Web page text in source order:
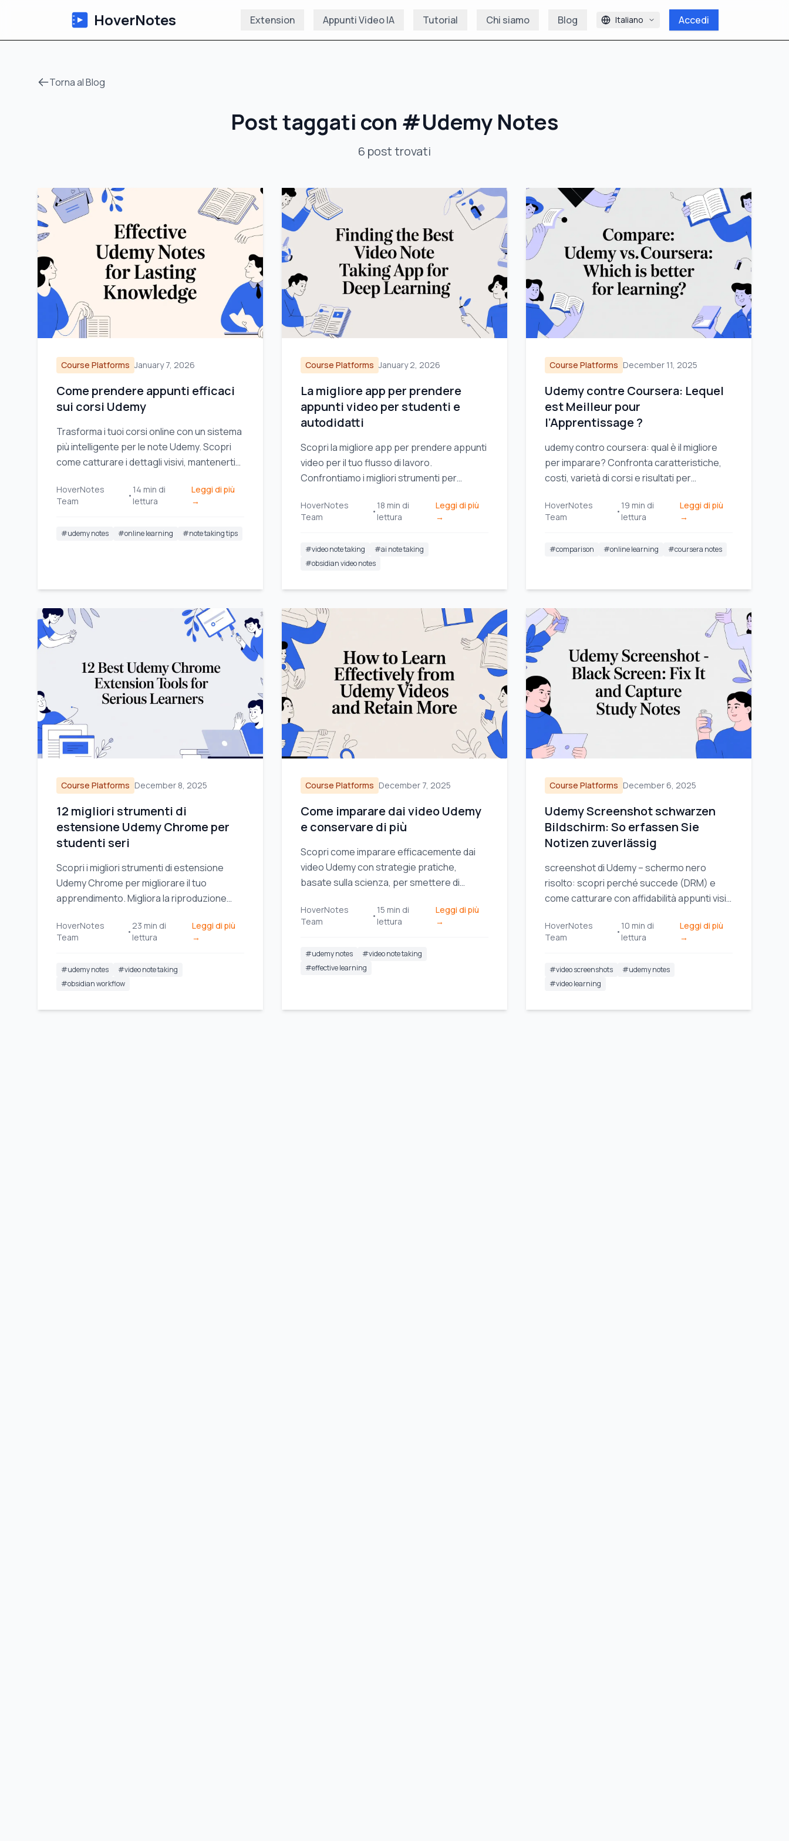
HoverNotes Extension Appunti Video IA Tutorial Chi siamo Blog Italiano Accedi
Torna al Blog
Post taggati con #Udemy Notes
6 posttrovati
Course Platforms January 7, 2026
Come prendere appunti efficaci
sui corsi Udemy
Trasforma i tuoi corsi online con un sistema
più intelligente per le note Udemy. Scopri
come catturare i dettagli visivi, mantenerti
che guardi.
HoverNotes
Team
•
14 min di
lettura
Leggi di più
→
#udemy notes #online learning #note taking tips
Course Platforms January 2, 2026
La migliore app per prendere
appunti video per studenti e
autodidatti
Scopri la migliore app per prendere appunti
video per il tuo flusso di lavoro.
Confrontiamo i migliori strumenti per
Obsidian, Notion e corsi online.
HoverNotes
Team
•
18 min di
lettura
Leggi di più
→
#video note taking #ai note taking
#obsidian video notes
Course Platforms December 11, 2025
Udemy contre Coursera: Lequel
est Meilleur pour
l’Apprentissage ?
udemy contro coursera: qual è il migliore
per imparare? Confronta caratteristiche,
costi, varietà di corsi e risultati per
HoverNotes
Team
•
19 min di
lettura
Leggi di più
→
#comparison #online learning #coursera notes
Course Platforms December 8, 2025
12 migliori strumenti di
estensione Udemy Chrome per
studenti seri
Scopri i migliori strumenti di estensione
Udemy Chrome per migliorare il tuo
apprendimento. Migliora la riproduzione
sottotitoli e mantieni la concentrazione.
HoverNotes
Team
•
23 min di
lettura
Leggi di più
→
#udemy notes #video note taking
#obsidian workflow
Course Platforms December 7, 2025
Come imparare dai video Udemy
e conservare di più
Scopri come imparare efficacemente dai
video Udemy con strategie pratiche,
basate sulla scienza, per smettere di
trattenere ciò che impari.
HoverNotes
Team
•
15 min di
lettura
Leggi di più
→
#udemy notes #video note taking
#effective learning
Course Platforms December 6, 2025
Udemy Screenshot schwarzen
Bildschirm: So erfassen Sie
Notizen zuverlässig
screenshot di Udemy – schermo nero
risolto: scopri perché succede (DRM) e
come catturare con affidabilità appunti visivi
HoverNotes
Team
•
10 min di
lettura
Leggi di più
→
#video screenshots #udemy notes
#video learning